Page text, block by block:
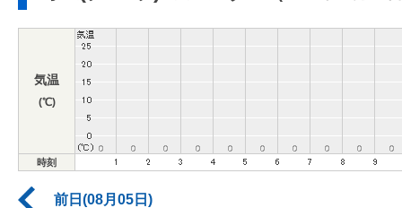
気温
(℃)
時刻
前日(08月05日)